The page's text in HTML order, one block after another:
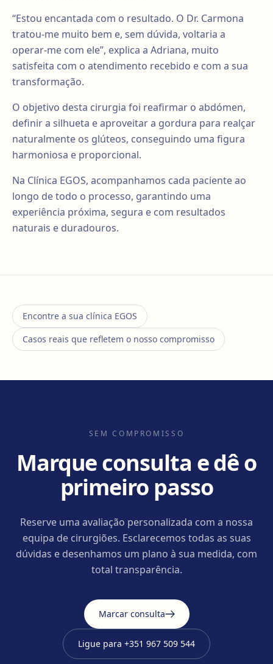
“Estou encantada com o resultado. O Dr. Carmona
tratou-me muito bem e, sem dúvida, voltaria a
operar-me com ele”, explica a Adriana, muito
satisfeita com o atendimento recebido e com a sua
transformação.
O objetivo desta cirurgia foi reafirmar o abdómen,
definir a silhueta e aproveitar a gordura para realçar
naturalmente os glúteos, conseguindo uma figura
harmoniosa e proporcional.
Na Clínica EGOS, acompanhamos cada paciente ao
longo de todo o processo, garantindo uma
experiência próxima, segura e com resultados
naturais e duradouros.
Encontre a sua clínica EGOS
Casos reais que refletem o nosso compromisso
SEM COMPROMISSO
Marque consulta e dê o
primeiro passo
Reserve uma avaliação personalizada com a nossa
equipa de cirurgiões. Esclarecemos todas as suas
dúvidas e desenhamos um plano à sua medida, com
total transparência.
Marcar consulta
Ligue para +351 967 509 544